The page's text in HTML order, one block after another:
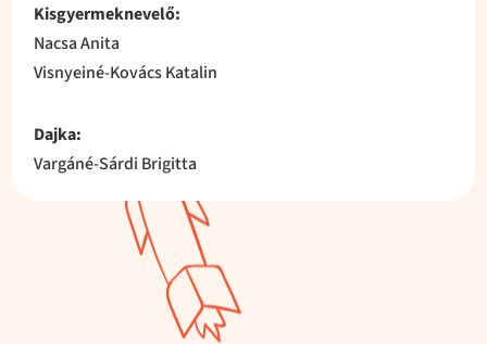
Kisgyermeknevelő:
Nacsa Anita
Visnyeiné-Kovács Katalin
Dajka:
Vargáné-Sárdi Brigitta